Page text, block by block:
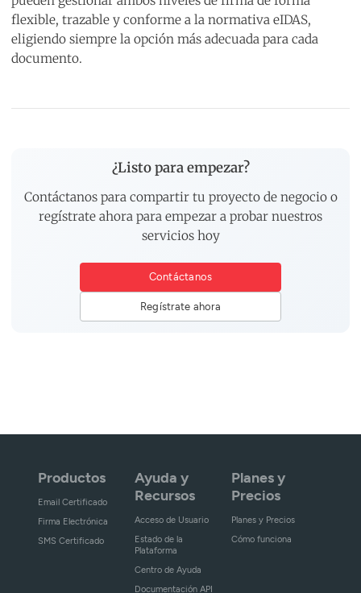
flexible, trazable y conforme a la normativa eIDAS,
eligiendo siempre la opción más adecuada para cada
documento.
¿Listo para empezar?
Contáctanos para compartir tu proyecto de negocio o
regístrate ahora para empezar a probar nuestros
servicios hoy
Contáctanos
Regístrate ahora
Productos
Email Certificado
Firma Electrónica
SMS Certificado
Ayuda y
Recursos
Acceso de Usuario
Estado de la
Plataforma
Centro de Ayuda
Documentación API
Planes y
Precios
Planes y Precios
Cómo funciona